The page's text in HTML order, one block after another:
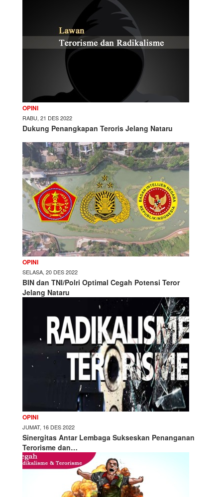
OPINI
RABU, 21 DES 2022
Dukung Penangkapan Teroris Jelang Nataru
OPINI
SELASA, 20 DES 2022
BIN dan TNI/Polri Optimal Cegah Potensi Teror
Jelang Nataru
OPINI
JUMAT, 16 DES 2022
Sinergitas Antar Lembaga Sukseskan Penanganan
Terorisme dan…